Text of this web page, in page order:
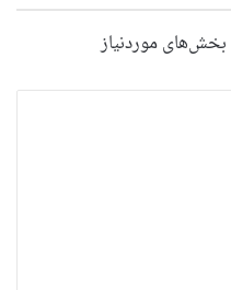
بخش‌های موردنیاز